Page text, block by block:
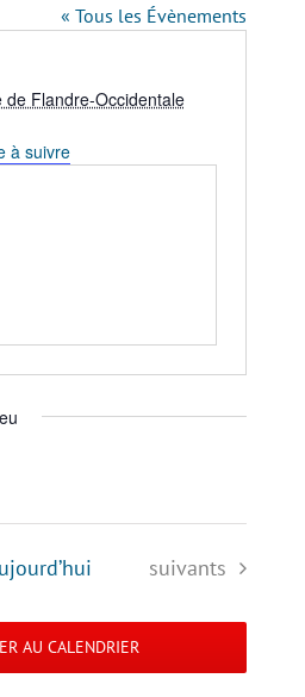
« Tous les Évènements
de Flandre-Occidentale
à suivre
Évènements
suivants
AU CALENDRIER